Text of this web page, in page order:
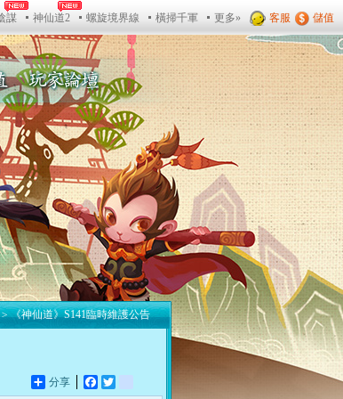
>《神仙道》S141臨時維護公告
分享 Facebook